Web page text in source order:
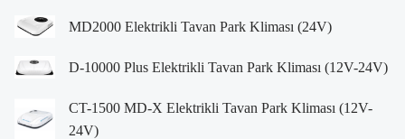
MD2000 Elektrikli Tavan Park Kliması (24V)
D-10000 Plus Elektrikli Tavan Park Kliması (12V-24V)
CT-1500 MD-X Elektrikli Tavan Park Kliması (12V-
24V)